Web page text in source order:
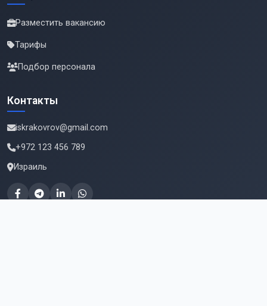
Разместить вакансию
Тарифы
Подбор персонала
Контакты
iskrakovrov@gmail.com
+972 123 456 789
Израиль